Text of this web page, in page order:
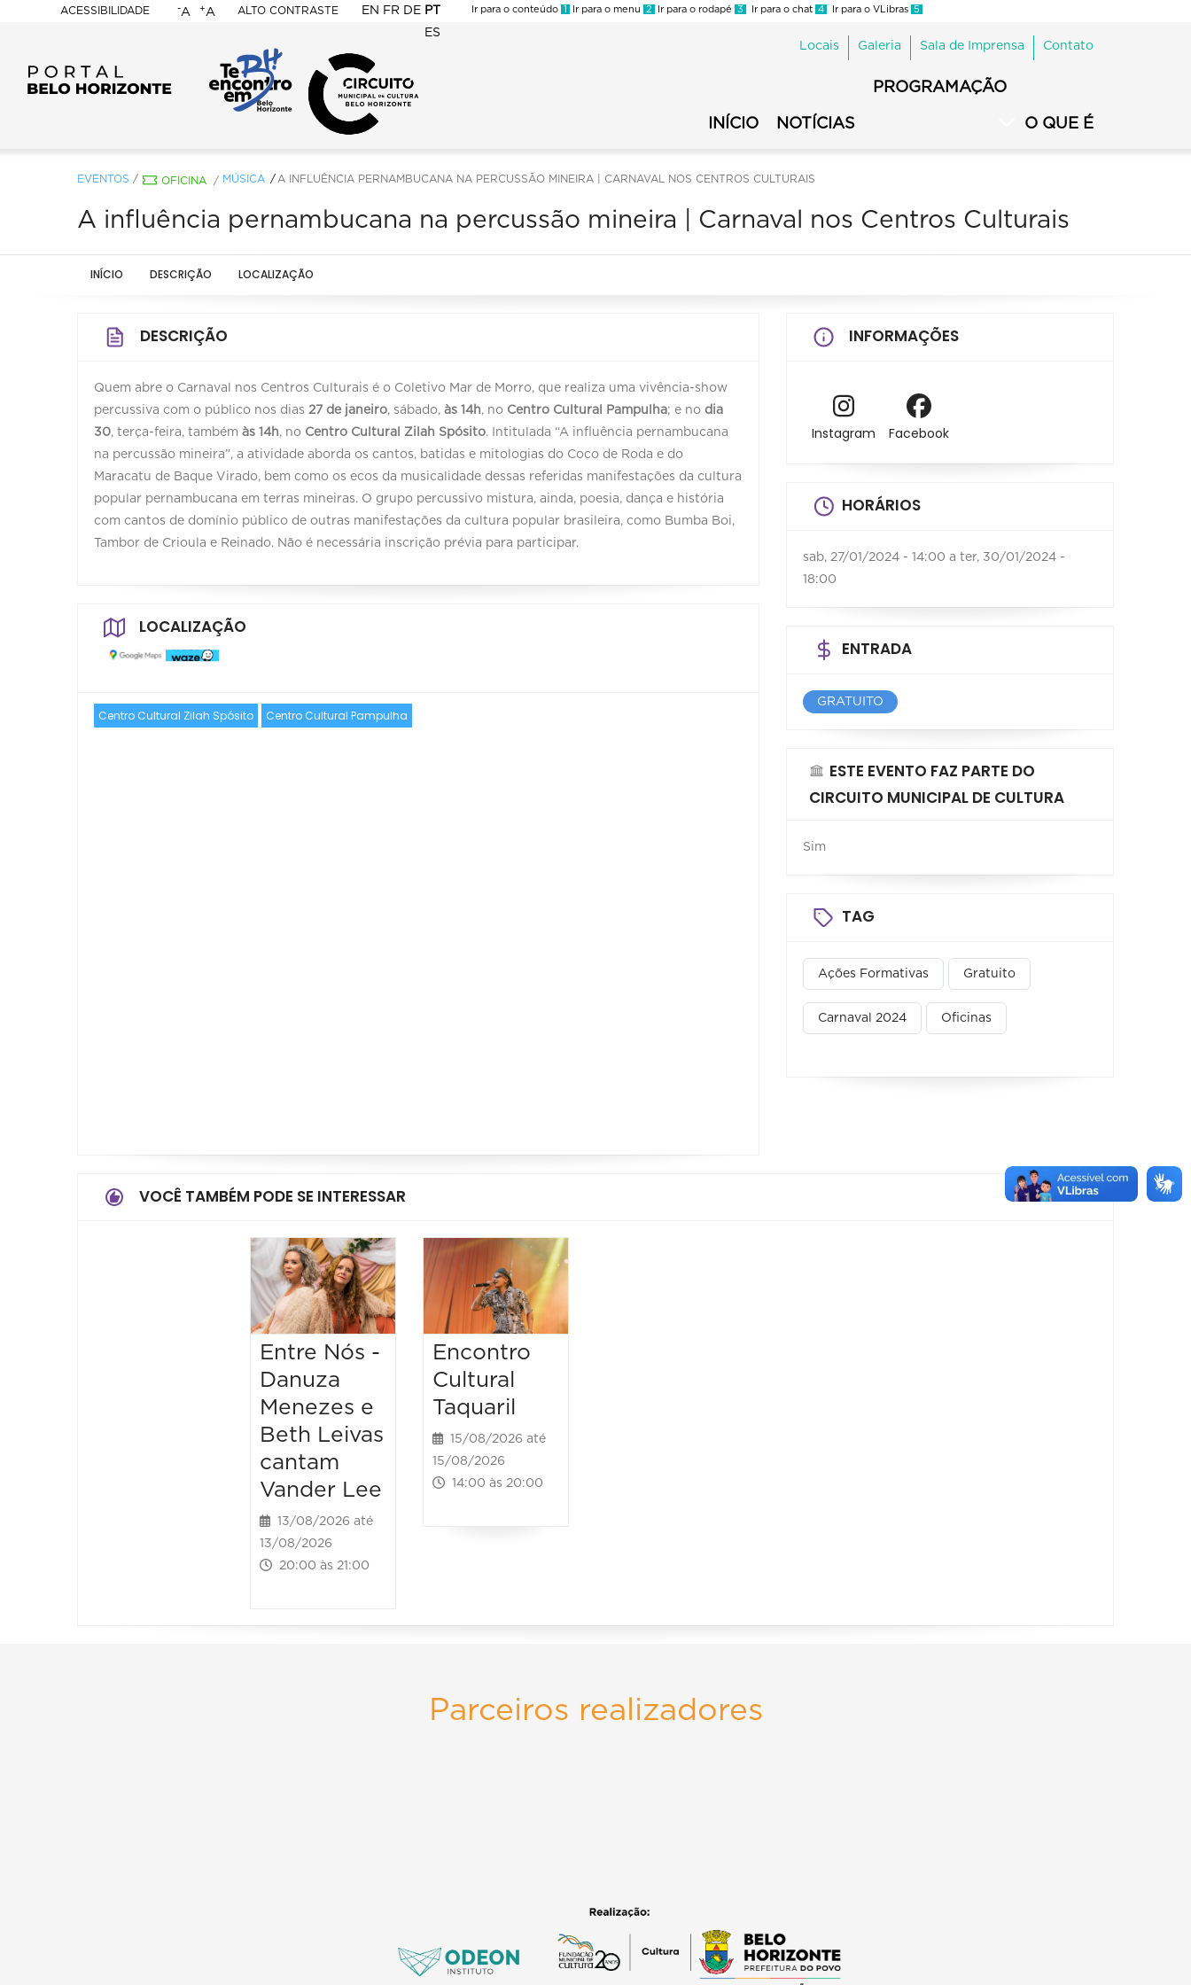
ACESSIBILIDADE
BELO
-A +A ALTO CONTRASTE EN FR DE PT
ES
Ir para o conteúdo 1 Ir para o menu 2 Ir para o rodapé 3 Ir para o chat 4 Ir para o VLibras 5
Municipal
-
Menu
Secundário
Locais Galeria Sala de Imprensa Contato
de
INÍCIO NOTÍCIAS
PROGRAMAÇÃO
O QUE É
EVENTOS / OFICINA / MÚSICA A INFLUÊNCIA PERNAMBUCANA NA PERCUSSÃO MINEIRA | CARNAVAL NOS CENTROS CULTURAIS
A influência pernambucana na percussão mineira | Carnaval nos Centros Culturais
INÍCIO DESCRIÇÃO LOCALIZAÇÃO
DESCRIÇÃO
Quem abre o Carnaval nos Centros Culturais é o Coletivo Mar de Morro, que realiza uma vivência-show
percussiva com o público nos dias 27 de janeiro, sábado, às 14h, no Centro Cultural Pampulha; e no dia
30, terça-feira, também às 14h, no Centro Cultural Zilah Spósito. Intitulada “A influência pernambucana
na percussão mineira”, a atividade aborda os cantos, batidas e mitologias do Coco de Roda e do
Maracatu de Baque Virado, bem como os ecos da musicalidade dessas referidas manifestações da cultura
popular pernambucana em terras mineiras. O grupo percussivo mistura, ainda, poesia, dança e história
com cantos de domínio público de outras manifestações da cultura popular brasileira, como Bumba Boi,
Tambor de Crioula e Reinado. Não é necessária inscrição prévia para participar.
LOCALIZAÇÃO
Centro Cultural Zilah Spósito Centro Cultural Pampulha
INFORMAÇÕES
Instagram Facebook
HORÁRIOS
sab, 27/01/2024 - 14:00 a ter, 30/01/2024 -
18:00
ENTRADA
GRATUITO
ESTE EVENTO FAZ PARTE DO
CIRCUITO MUNICIPAL DE CULTURA
Sim
TAG
Ações Formativas Gratuito
Carnaval 2024 Oficinas
VOCÊ TAMBÉM PODE SE INTERESSAR
Entre Nós -
Danuza
Menezes e
Beth Leivas
cantam
Vander Lee
13/08/2026 até
13/08/2026
20:00 às 21:00
Encontro
Cultural
Taquaril
15/08/2026 até
15/08/2026
14:00 às 20:00
Parceiros realizadores